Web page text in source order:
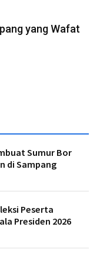
yang Wafat
Sumur Bor
di Sampang
Peserta
Presiden 2026